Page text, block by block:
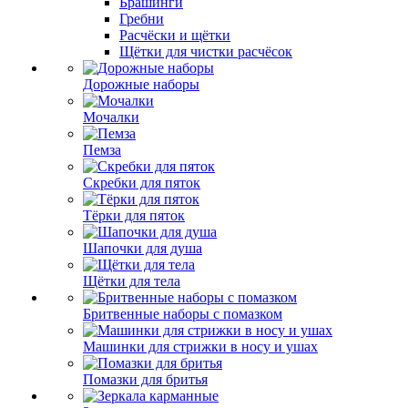
Гребни
Расчёски и щётки
Щётки для чистки расчёсок
Дорожные наборы
Мочалки
Пемза
Скребки для пяток
Тёрки для пяток
Шапочки для душа
Щётки для тела
Бритвенные наборы с помазком
Машинки для стрижки в носу и ушах
Помазки для бритья